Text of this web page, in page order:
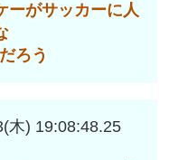
ーがサッカーに人
ろう
木) 19:08:48.25